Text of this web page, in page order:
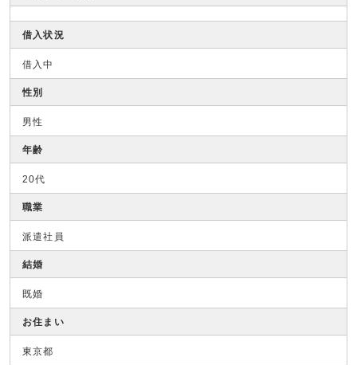
借入状況
借入中
性別
男性
年齢
20代
職業
派遣社員
結婚
既婚
お住まい
東京都